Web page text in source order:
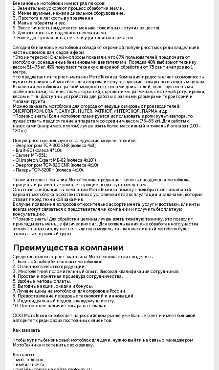
Бензиновые мотоблоки имеют ряд плюсов:
1. Значительно ускоряют процесс обработки земли.
2. Менее шумные, нежели дизельное оборудование.
3. Простота и легкость в управлении.
4. Малые габариты и вес.
5. Экологичность (выделяется меньше токсичных летучих веществ).
6. Долговечность и надёжность механизма.
7. Более доступная цена, нежели у дизельных агрегатов.
Сегодня бензиновые мотоблоки обладают огромной популярностью среди владельцев
частных домов, дач, садов и ферм.
*Это интересно! Онлайн-опросы показали, что 87% пользователей предпочитают
мотоблоки, оснащенные бензиновыми двигателями. Порядка 40% выбирают технику
весом 51–75 кг. 49% покупают технику с шириной обработки от 75 сантиметров до 1
метра.
Что предлагает интернет-магазин МотоТехника Компания предоставляет возможность
купить бензиновый мотоблок для огорода и сопутствующие товары по выгодным ценам.
В наличии мотоблоки с разной мощностью, типами двигателей, конструктивными
особенностями, количеством скоростей, сцеплением, размером, системой регулировки,
весом и т. д. Доступны устройства для работы с разными размерами территорий и
типами грунта.
Можно заказать мотоблоки для огорода от ведущих мировых производителей:
ЭНЕРГОПРОМ, BRAIT, CARVER, HUTER, PATRIOT, ИНТЕРСКОЛ, ПАРМА и др.
*Полезно знать! Если мотоблок планируется использовать в роли культиватора, то
лучше отдать предпочтение аппаратам со средним весом (75–85 кг). Для работы с
навесками (например, плугом) лучше взять более массивный и тяжёлый аппарат (100–
120 кг).
Популярностью пользуются следующие модели техники:
- Энергопром TCP-800 ENR (колеса 4х8);
- Brait-80 (колеса 4*10);
- Carver MT-651;
- Olimptech Expert МБ-82 (колеса 4x10")
- Энергопром TCP-820 ENR (колеса 4x10)
- Пахарь TCP-820PH (колеса 4x10).
Также интернет-магазин МотоТехника предлагает купить насадки для мотоблока,
прицепы и различные комплектующие по доступным ценам.
Опытные специалисты компании МотоТехника помогут подобрать оптимальный
вариант мотоблока в соответствии с условиями его эксплуатации и задачами, которые
ставит перед техникой заказчик.
В случае появления вопросов относительно ассортимента, услуг и доставки, клиенты
всегда могут связаться с представителями компании и получить бесплатную
консультацию.
*Полезно знать! Для обработки целины лучше взять тяжёлую технику, это позволит
прикладывать меньше физических сил. Для возделывания уже обработанного участка
земли – напротив, лучше взять лёгкую модель, так как массивный мотоблок будет
зарываться в рыхлый грунт.
Преимущества компании
Среди плюсов интернет-магазина МотоТехника стоит выделить:
1. Большой выбор бензиновых мотоблоков.
2. Отличное качество продукции.
3. Многолетний положительный опыт. Высокая квалификация сотрудников.
4. Простая и понятная процедура сотрудничества.
5. Удобные методы оплаты.
6. Выгодные акции, скидки и бонусы.
7. Лучшие цены на мотоблоки для огородов в России.
8. Предоставление передовых технологий и инноваций.
9. Индивидуальный подход к каждому клиенту.
10. Постоянное наличие товара на складах.
ООО МотоТехника работает на российском рынке уже больше 5 лет и имеет большой
авторитет среди своих постоянных клиентов.
Как заказать
Чтобы купить бензиновый мотоблок для дачи, нужно выйти на связь с менеджером
МотоТехника и оставить свою заявку.
Контакты:
- моб. телефон;
- имеил-почта;